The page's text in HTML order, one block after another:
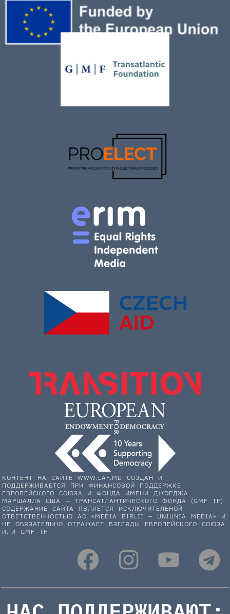
КОНТЕНТ НА САЙТЕ WWW.LAF.MD СОЗДАН И
ПОДДЕРЖИВАЕТСЯ ПРИ ФИНАНСОВОЙ ПОДДЕРЖКЕ
ЕВРОПЕЙСКОГО СОЮЗА И ФОНДА ИМЕНИ ДЖОРДЖА
МАРШАЛЛА США — ТРАНСАТЛАНТИЧЕСКОГО ФОНДА (GMF TF).
СОДЕРЖАНИЕ САЙТА ЯВЛЯЕТСЯ ИСКЛЮЧИТЕЛЬНОЙ
ОТВЕТСТВЕННОСТЬЮ АО «MEDIA BIRLII – UNIUNIA MEDIA» И
НЕ ОБЯЗАТЕЛЬНО ОТРАЖАЕТ ВЗГЛЯДЫ ЕВРОПЕЙСКОГО СОЮЗА
ИЛИ GMF TF.